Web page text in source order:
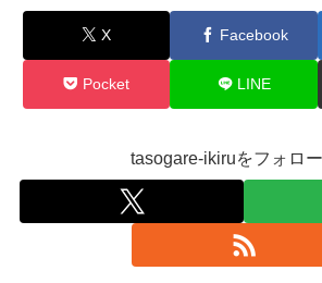
X Facebook
Pocket LINE
tasogare-ikiruをフォロ